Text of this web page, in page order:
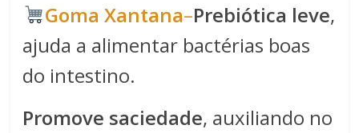
​​Goma Xantana​–Prebiótica leve,
ajuda a alimentar bactérias boas
do intestino.
Promove saciedade, auxiliando no